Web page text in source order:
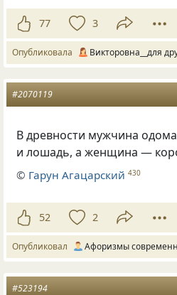
77 3
Опубликовала Викторовна__для
#2070119
В древности мужчина
и лошадь, а женщина —
© Гарун Агацарский 430
52 2
Опубликовал Афоризмы
#523194